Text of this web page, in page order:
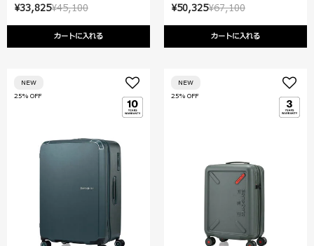
¥45,100
¥33,825
カートに入れる
¥67,100
¥50,325
カートに入れる
25% OFF
NEW
25% OFF
NEW